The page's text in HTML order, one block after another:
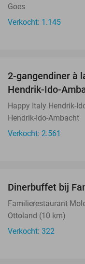
Goes
Verkocht: 1.145
2-gangendiner à
Hendrik-Ido-
Happy Italy Hendrik-
Hendrik-Ido-Ambacht
Verkocht: 2.561
Dinerbuffet bij
Familierestaurant
Ottoland (10 km)
Verkocht: 322